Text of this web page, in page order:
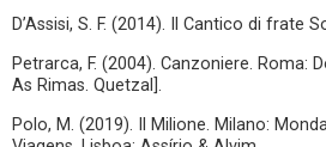
D’Assisi, S. F. (2014). Il Cantico di frate
Petrarca, F. (2004). Canzoniere. Roma:
As Rimas. Quetzal].
Polo, M. (2019). Il Milione. Milano: